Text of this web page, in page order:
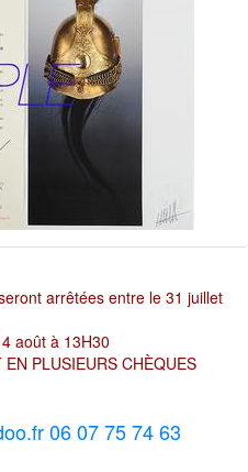
arrêtées entre le 31 juillet
août à 13H30
PLUSIEURS CHÈQUES
06 07 75 74 63